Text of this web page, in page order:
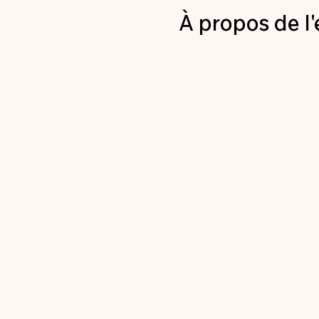
À propos de